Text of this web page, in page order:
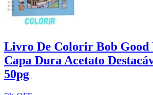
Livro De Colorir Bob Good
Capa Dura Acetato
50pg